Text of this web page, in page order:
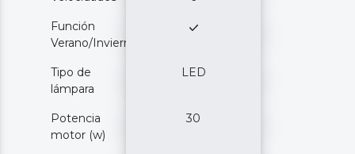
Función
Verano/Invierno
Tipo de
lámpara
LED
Potencia
motor (w)
30